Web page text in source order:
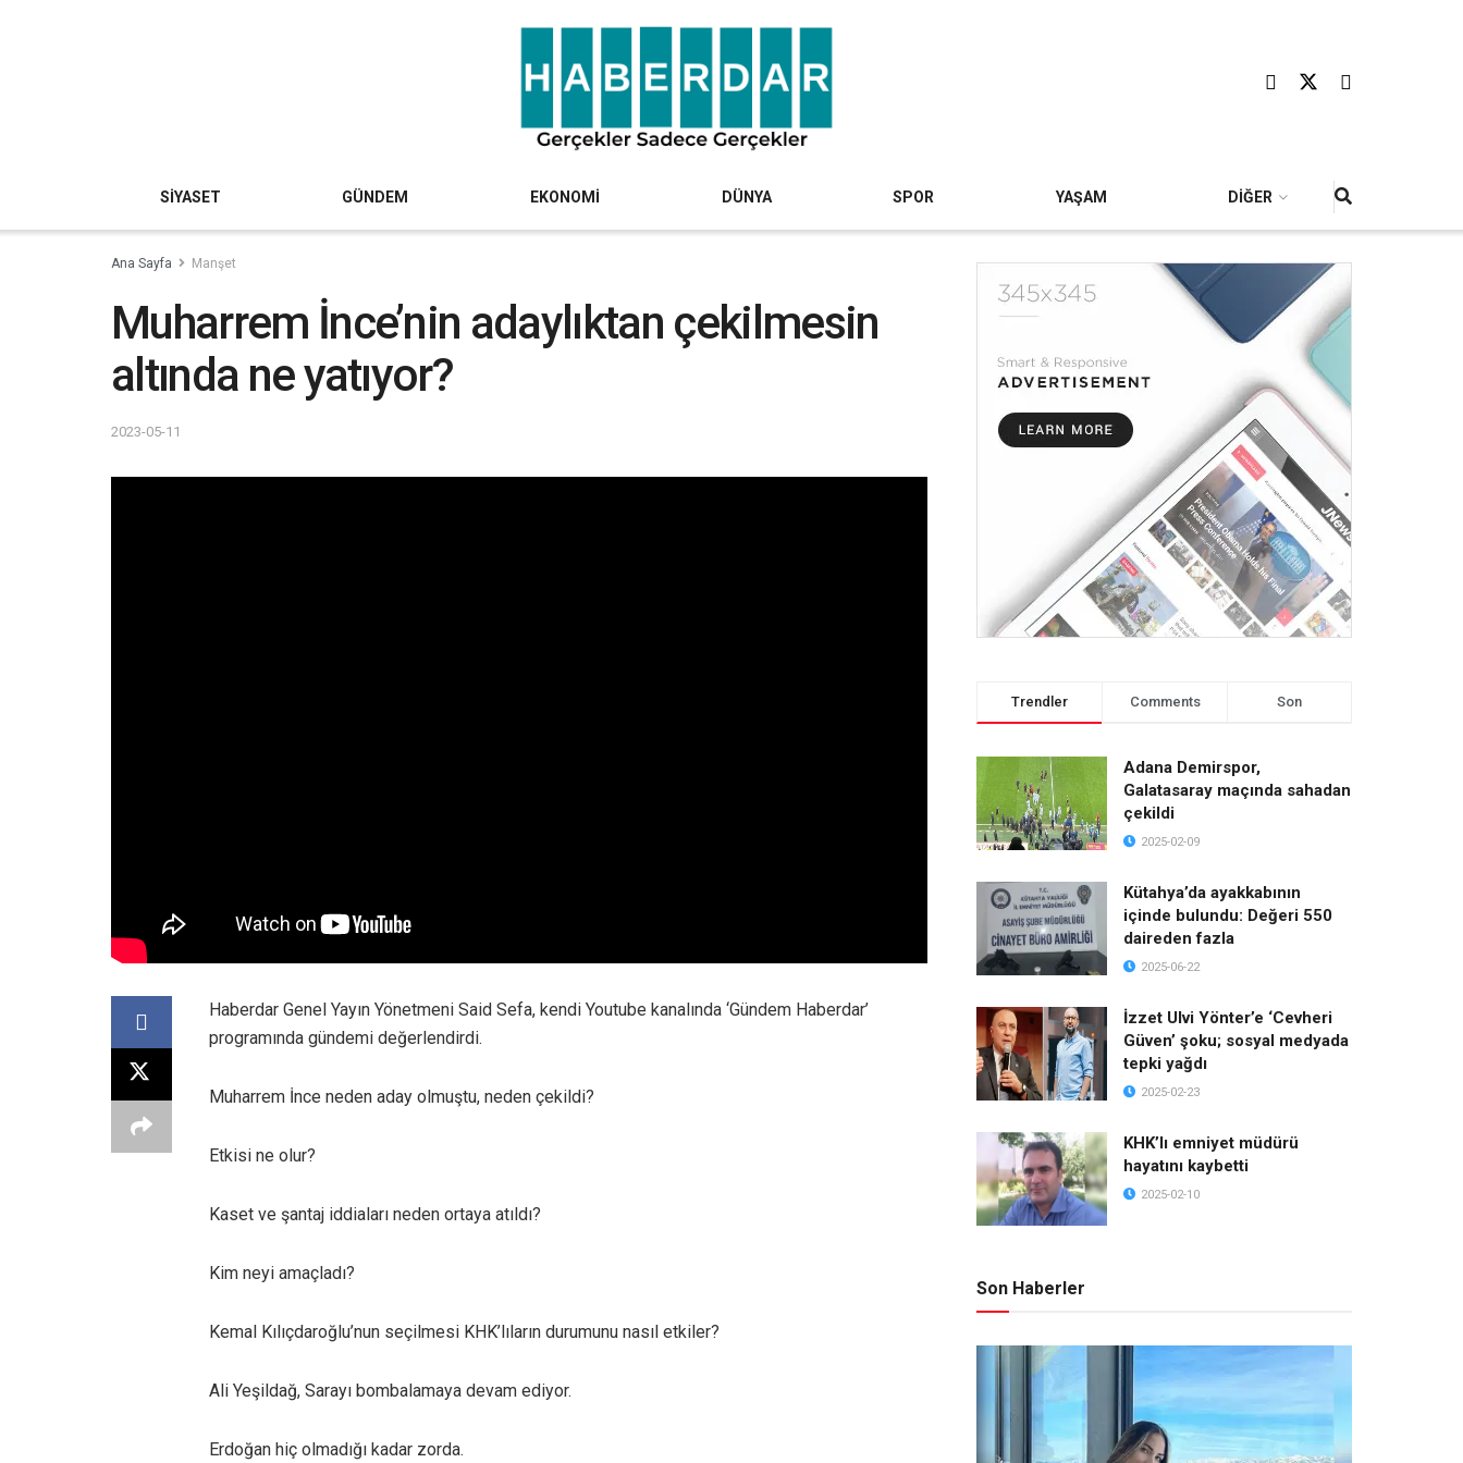
SİYASET GÜNDEM EKONOMİ DÜNYA SPOR YAŞAM DİĞER
Ana Sayfa Manşet
Muharrem İnce’nin adaylıktan çekilmesin
altında ne yatıyor?
2023-05-11
Haberdar Genel Yayın Yönetmeni Said Sefa, kendi Youtube kanalında ‘Gündem Haberdar’
programında gündemi değerlendirdi.
Muharrem İnce neden aday olmuştu, neden çekildi?
Etkisi ne olur?
Kaset ve şantaj iddiaları neden ortaya atıldı?
Kim neyi amaçladı?
Kemal Kılıçdaroğlu’nun seçilmesi KHK’lıların durumunu nasıl etkiler?
Ali Yeşildağ, Sarayı bombalamaya devam ediyor.
Erdoğan hiç olmadığı kadar zorda.
Trendler Comments Son
Adana Demirspor,
Galatasaray maçında sahadan
çekildi
2025-02-09
Kütahya’da ayakkabının
içinde bulundu: Değeri 550
daireden fazla
2025-06-22
İzzet Ulvi Yönter’e ‘Cevheri
Güven’ şoku; sosyal medyada
tepki yağdı
2025-02-23
KHK’lı emniyet müdürü
hayatını kaybetti
2025-02-10
Son Haberler